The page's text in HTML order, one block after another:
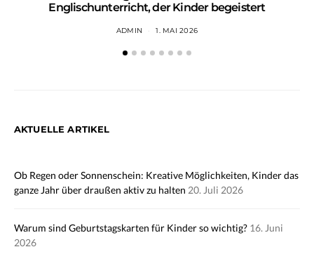
Englischunterricht, der Kinder begeistert
ADMIN 1. MAI 2026
AKTUELLE ARTIKEL
Ob Regen oder Sonnenschein: Kreative Möglichkeiten, Kinder das
ganze Jahr über draußen aktiv zu halten 20. Juli 2026
Warum sind Geburtstagskarten für Kinder so wichtig? 16. Juni
2026